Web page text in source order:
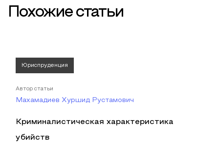
Похожие статьи
Юриспруденция
Автор статьи
Махамадиев Хуршид Рустамович
Криминалистическая характеристика
убийств